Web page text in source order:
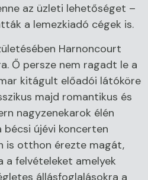
az üzleti lehetőséget –
a lemezkiadó cégek is.
Harnoncourt
Ő persze nem ragadt le a
kitágult előadói látóköre
majd romantikus és
nagyzenekarok élén
újévi koncerten
is otthon érezte magát,
felvételeket amelyek